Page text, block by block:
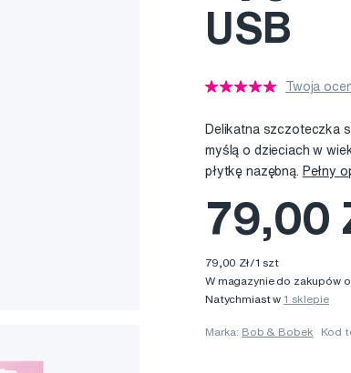
USB
Twoja
Delikatna szczoteczka
myślą o dzieciach w
płytkę nazębną. Pełny
79,00
79,00 Zł/1 szt
W magazynie do zakupów
Natychmiast w1 sklepie
Marka: Bob & Bobek Kod